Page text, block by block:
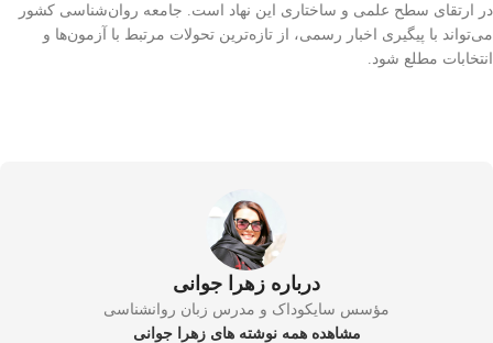
در ارتقای سطح علمی و ساختاری این نهاد است. جامعه روان‌شناسی کشور
می‌تواند با پیگیری اخبار رسمی، از تازه‌ترین تحولات مرتبط با آزمون‌ها و
انتخابات مطلع شود.
درباره زهرا جوانی
مؤسس سایکوداک و مدرس زبان روانشناسی
مشاهده همه نوشته های زهرا جوانی